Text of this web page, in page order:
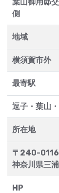
側
地域
横須賀市外
最寄駅
逗子・葉山
所在地
〒240-0116
神奈川県三
HP